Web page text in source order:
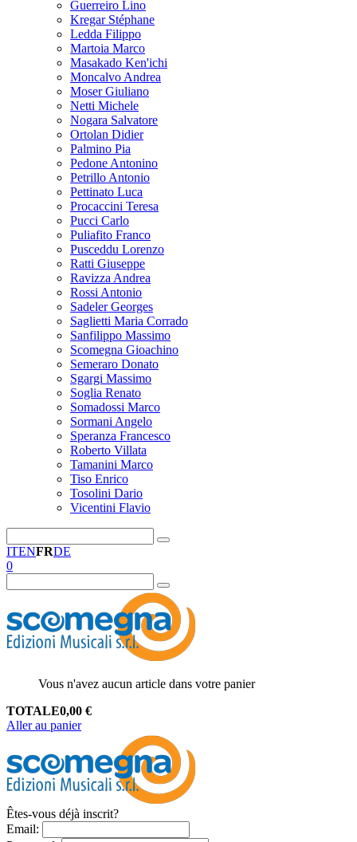
Guerreiro Lino
Kregar Stéphane
Ledda Filippo
Martoia Marco
Masakado Ken'ichi
Moncalvo Andrea
Moser Giuliano
Netti Michele
Nogara Salvatore
Ortolan Didier
Palmino Pia
Pedone Antonino
Petrillo Antonio
Pettinato Luca
Procaccini Teresa
Pucci Carlo
Puliafito Franco
Pusceddu Lorenzo
Ratti Giuseppe
Ravizza Andrea
Rossi Antonio
Sadeler Georges
Saglietti Maria Corrado
Sanfilippo Massimo
Scomegna Gioachino
Semeraro Donato
Sgargi Massimo
Soglia Renato
Somadossi Marco
Sormani Angelo
Speranza Francesco
Roberto Villata
Tamanini Marco
Tiso Enrico
Tosolini Dario
Vicentini Flavio
ITENFRDE
0
Vous n'avez aucun article dans votre panier
TOTALE0,00 €
Aller au panier
Êtes-vous déjà inscrit?
Email: